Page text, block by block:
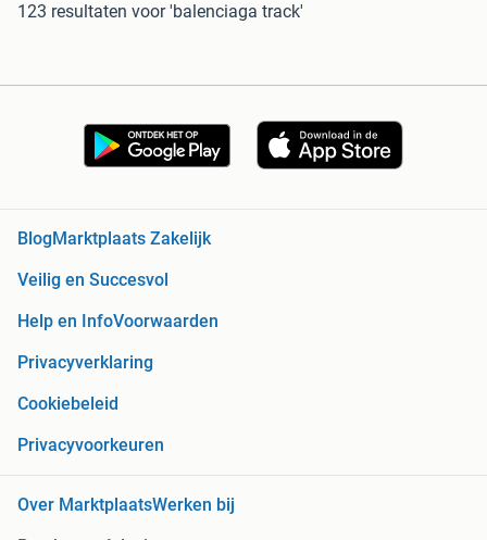
123 resultaten voor 'balenciaga track'
Blog Marktplaats Zakelijk
Veilig en Succesvol
Help en InfoVoorwaarden
Privacyverklaring
Cookiebeleid
Privacyvoorkeuren
Over MarktplaatsWerken bij